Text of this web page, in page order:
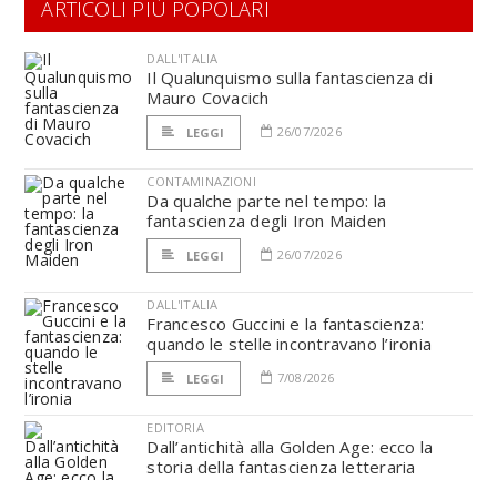
ARTICOLI PIÙ POPOLARI
DALL'ITALIA
Il Qualunquismo sulla fantascienza di
Mauro Covacich
LEGGI 26/07/2026
CONTAMINAZIONI
Da qualche parte nel tempo: la
fantascienza degli Iron Maiden
LEGGI 26/07/2026
DALL'ITALIA
Francesco Guccini e la fantascienza:
quando le stelle incontravano l’ironia
LEGGI 7/08/2026
EDITORIA
Dall’antichità alla Golden Age: ecco la
storia della fantascienza letteraria